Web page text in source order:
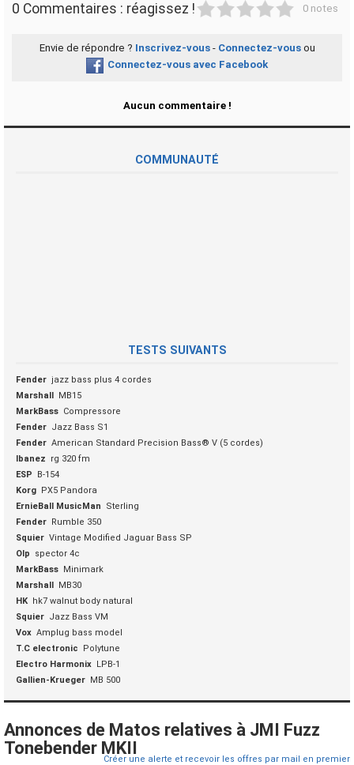
0 Commentaires : réagissez ! 0 notes
Envie de répondre ? Inscrivez-vous- Connectez-vousou
Connectez-vous avec Facebook
Aucun commentaire !
COMMUNAUTÉ
TESTS SUIVANTS
Fender jazz bass plus 4 cordes
Marshall MB15
MarkBass Compressore
Fender Jazz Bass S1
Fender American Standard Precision Bass® V (5 cordes)
Ibanez
rg 320 fm
ESP
B-154
Korg PX5 Pandora
ErnieBall MusicMan
Sterling
Fender Rumble 350
Squier Vintage Modified Jaguar Bass SP
Olp
spector 4c
MarkBass Minimark
Marshall MB30
HK hk7 walnut body natural
Squier Jazz Bass VM
Vox Amplug bass model
T.C electronic
Polytune
Electro Harmonix LPB-1
Gallien-Krueger MB 500
Annonces de Matos relatives à JMI Fuzz
Tonebender MKII
Créer une alerte et recevoir les offres par mail en premier